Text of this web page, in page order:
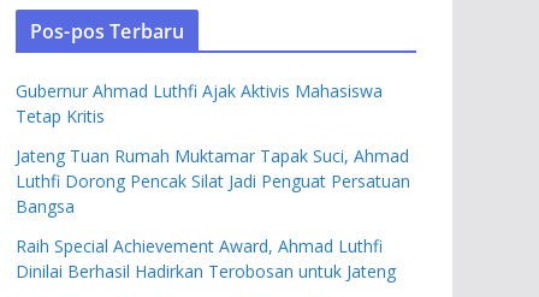
Pos-pos Terbaru
Gubernur Ahmad Luthfi Ajak Aktivis Mahasiswa
Tetap Kritis
Jateng Tuan Rumah Muktamar Tapak Suci, Ahmad
Luthfi Dorong Pencak Silat Jadi Penguat Persatuan
Bangsa
Raih Special Achievement Award, Ahmad Luthfi
Dinilai Berhasil Hadirkan Terobosan untuk Jateng